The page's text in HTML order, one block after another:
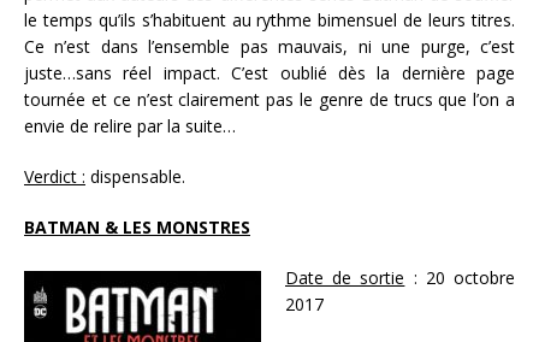
le temps qu’ils s’habituent au rythme bimensuel de leurs titres.
Ce n’est dans l’ensemble pas mauvais, ni une purge, c’est
juste…sans réel impact. C’est oublié dès la dernière page
tournée et ce n’est clairement pas le genre de trucs que l’on a
envie de relire par la suite…
Verdict : dispensable.
BATMAN & LES MONSTRES
Date de sortie : 20 octobre
2017